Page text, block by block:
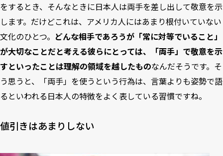
をするとき、そんなときに日本人は両手を差し出して敬意を示
します。だけどこれは、アメリカ人にはあまり根付いていない
文化のひとつ。 どんな相手であろうが「常に対等でいること」
が大切なことだと考える彼らにとっては、「両手」で敬意を示
すといったことは理解の領域を越したものなんだそうです。そ
う思うと、「両手」を使うという行為は、言葉よりも姿勢で語
るといわれる日本人の特徴をよく表している習慣ですね。
値引きはあまりしない